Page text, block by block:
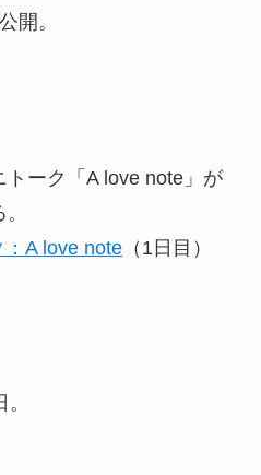
開。
トーク「A love note」が
A love note（1日目）